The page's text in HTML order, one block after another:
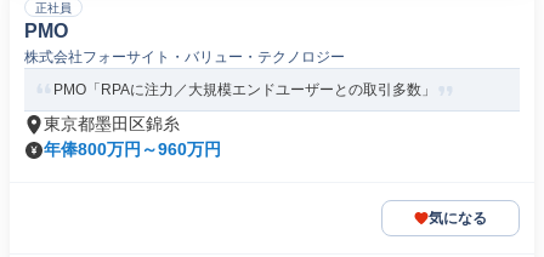
正社員
PMO
株式会社フォーサイト・バリュー・テクノロジー
PMO「RPAに注力／大規模エンドユーザーとの取引多数」
東京都墨田区錦糸
年俸800万円～960万円
気になる